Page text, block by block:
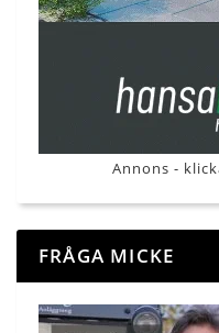
Annons -
FRÅGA MICKE